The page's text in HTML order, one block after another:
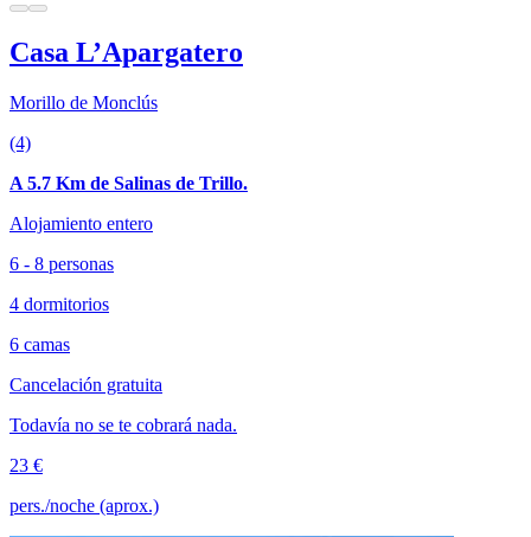
Casa L’Apargatero
Morillo de Monclús
(4)
A 5.7 Km de Salinas de Trillo.
Alojamiento entero
6 - 8 personas
4 dormitorios
6 camas
Cancelación gratuita
Todavía no se te cobrará nada.
23 €
pers./noche (aprox.)